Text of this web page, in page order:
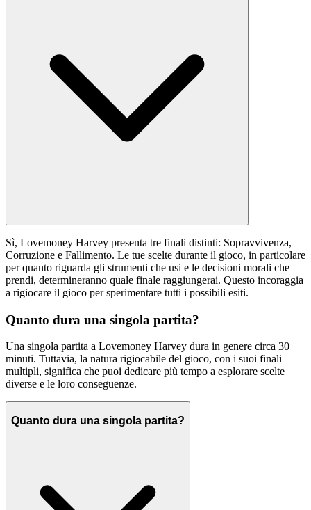
Sì, Lovemoney Harvey presenta tre finali distinti: Sopravvivenza,
Corruzione e Fallimento. Le tue scelte durante il gioco, in particolare
per quanto riguarda gli strumenti che usi e le decisioni morali che
prendi, determineranno quale finale raggiungerai. Questo incoraggia
a rigiocare il gioco per sperimentare tutti i possibili esiti.
Quanto dura una singola partita?
Una singola partita a Lovemoney Harvey dura in genere circa 30
minuti. Tuttavia, la natura rigiocabile del gioco, con i suoi finali
multipli, significa che puoi dedicare più tempo a esplorare scelte
diverse e le loro conseguenze.
Quanto dura una singola partita?